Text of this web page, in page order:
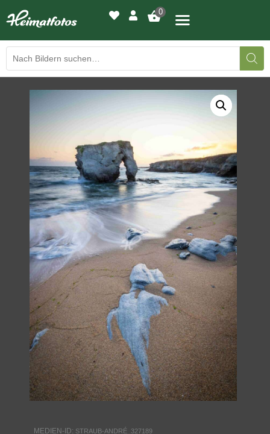
0
BILDERGALERIE
LED-LEUCHTBILDER
WIR DRUCKEN IHR BILD
AUSSTELLUNGEN
HEIMATLICHTER
KONTAKT
MEDIEN-ID: STRAUB-ANDRÉ_327189